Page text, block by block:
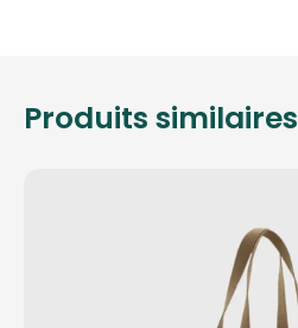
Produits similaires